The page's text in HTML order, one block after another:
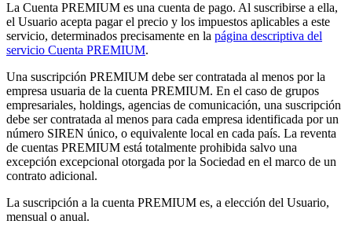
La Cuenta PREMIUM es una cuenta de pago. Al suscribirse a ella,
el Usuario acepta pagar el precio y los impuestos aplicables a este
servicio, determinados precisamente en la página descriptiva del
servicio Cuenta PREMIUM.
Una suscripción PREMIUM debe ser contratada al menos por la
empresa usuaria de la cuenta PREMIUM. En el caso de grupos
empresariales, holdings, agencias de comunicación, una suscripción
debe ser contratada al menos para cada empresa identificada por un
número SIREN único, o equivalente local en cada país. La reventa
de cuentas PREMIUM está totalmente prohibida salvo una
excepción excepcional otorgada por la Sociedad en el marco de un
contrato adicional.
La suscripción a la cuenta PREMIUM es, a elección del Usuario,
mensual o anual.